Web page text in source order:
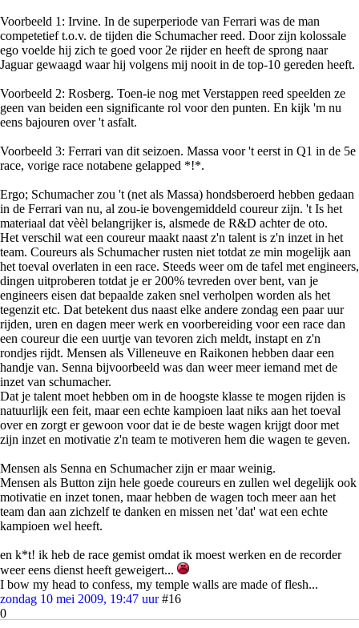
Voorbeeld 1: Irvine. In de superperiode van Ferrari was de man
competetief t.o.v. de tijden die Schumacher reed. Door zijn kolossale
ego voelde hij zich te goed voor 2e rijder en heeft de sprong naar
Jaguar gewaagd waar hij volgens mij nooit in de top-10 gereden heeft.
Voorbeeld 2: Rosberg. Toen-ie nog met Verstappen reed speelden ze
geen van beiden een significante rol voor den punten. En kijk 'm nu
eens bajouren over 't asfalt.
Voorbeeld 3: Ferrari van dit seizoen. Massa voor 't eerst in Q1 in de 5e
race, vorige race notabene gelapped *!*.
Ergo; Schumacher zou 't (net als Massa) hondsberoerd hebben gedaan
in de Ferrari van nu, al zou-ie bovengemiddeld coureur zijn. 't Is het
materiaal dat vèèl belangrijker is, alsmede de R&D achter de oto.
Het verschil wat een coureur maakt naast z'n talent is z'n inzet in het
team. Coureurs als Schumacher rusten niet totdat ze min mogelijk aan
het toeval overlaten in een race. Steeds weer om de tafel met engineers,
dingen uitproberen totdat je er 200% tevreden over bent, van je
engineers eisen dat bepaalde zaken snel verholpen worden als het
tegenzit etc. Dat betekent dus naast elke andere zondag een paar uur
rijden, uren en dagen meer werk en voorbereiding voor een race dan
een coureur die een uurtje van tevoren zich meldt, instapt en z'n
rondjes rijdt. Mensen als Villeneuve en Raikonen hebben daar een
handje van. Senna bijvoorbeeld was dan weer meer iemand met de
inzet van schumacher.
Dat je talent moet hebben om in de hoogste klasse te mogen rijden is
natuurlijk een feit, maar een echte kampioen laat niks aan het toeval
over en zorgt er gewoon voor dat ie de beste wagen krijgt door met
zijn inzet en motivatie z'n team te motiveren hem die wagen te geven.
Mensen als Senna en Schumacher zijn er maar weinig.
Mensen als Button zijn hele goede coureurs en zullen wel degelijk ook
motivatie en inzet tonen, maar hebben de wagen toch meer aan het
team dan aan zichzelf te danken en missen net 'dat' wat een echte
kampioen wel heeft.
en k*t! ik heb de race gemist omdat ik moest werken en de recorder
weer eens dienst heeft geweigert...
I bow my head to confess, my temple walls are made of flesh...
zondag 10 mei 2009, 19:47 uur #16
0